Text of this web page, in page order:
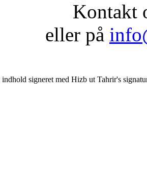
Kontakt
eller på
signeret med Hizb ut Tahrir's